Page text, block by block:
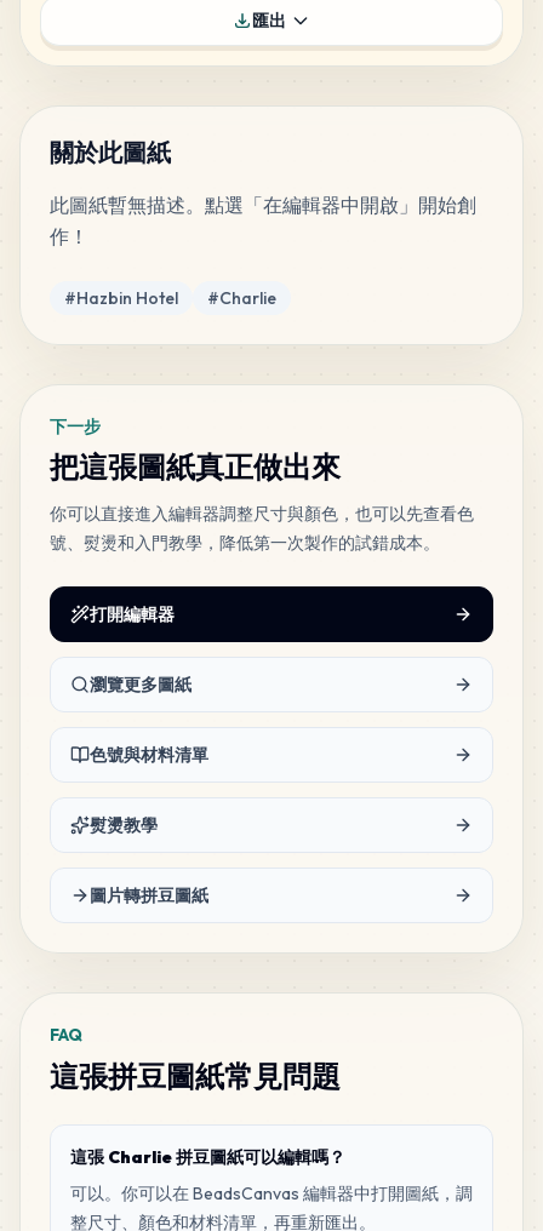
匯出
關於此圖紙
此圖紙暫無描述。點選「在編輯器中開啟」開始創
作！
標籤
#Hazbin Hotel #Charlie
下一步
把這張圖紙真正做出來
你可以直接進入編輯器調整尺寸與顏色，也可以先查看色
號、熨燙和入門教學，降低第一次製作的試錯成本。
打開編輯器
瀏覽更多圖紙
色號與材料清單
熨燙教學
圖片轉拼豆圖紙
FAQ
這張拼豆圖紙常見問題
這張 Charlie 拼豆圖紙可以編輯嗎？
可以。你可以在 BeadsCanvas 編輯器中打開圖紙，調
整尺寸、顏色和材料清單，再重新匯出。